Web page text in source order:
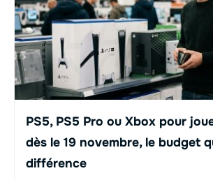
PS5, PS5 Pro ou Xbox pour
dès le 19 novembre, le budget
différence